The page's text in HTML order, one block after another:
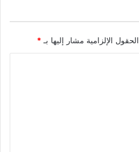
الحقول الإلزامية مشار إليها بـ *